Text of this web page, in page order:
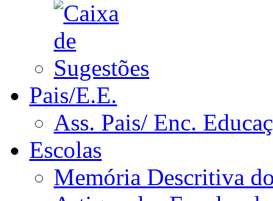
Pais/E.E.
Ass. Pais/ Enc.
Escolas
Memória Descritiva